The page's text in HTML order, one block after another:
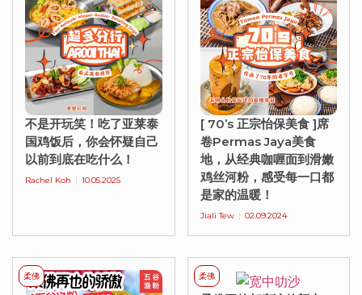
不是开玩笑！吃了亚莱泰
国鸡饭后，你会怀疑自己
以前到底在吃什么！
Rachel Koh 10.05.2025
[ 70’s 正宗怡保美食 ]席
卷Permas Jaya美食
地，从经典咖喱面到滑嫩
鸡丝河粉，感受每一口都
是家的温暖！
Jiali Tew 02.09.2024
柔佛 柔佛